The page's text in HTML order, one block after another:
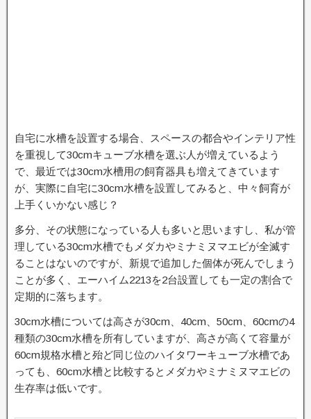
自宅に水槽を設置する場合、スペースの都合やインテリア性
を重視して30cmキューブ水槽を選ぶ人が増えているよう
で、最近では30cm水槽用の飼育器具も増えてきています
が、実際に自宅に30cm水槽を設置してみると、中々飼育が
上手くいかない感じ？
多分、その状態になっている人も多いと思いますし、私が管
理している30cm水槽でもメダカやミナミヌマエビが全滅す
ることはないのですが、新規で追加した個体が死んでしまう
ことが多く、エーハイム2213を2台設置しても一定の割合で
定期的に落ちます。
30cm水槽については高さが30cm、40cm、50cm、60cmの4
種類の30cm水槽を所有していますが、高さが高くて容量が
60cm規格水槽と殆ど同じ位のハイタワーキューブ水槽であ
っても、60cm水槽と比較するとメダカやミナミヌマエビの
生存率は低いです。